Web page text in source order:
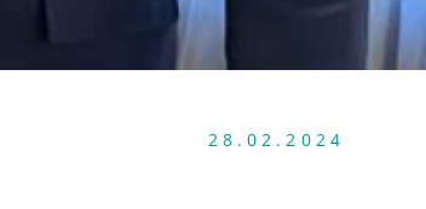
28.02.2024